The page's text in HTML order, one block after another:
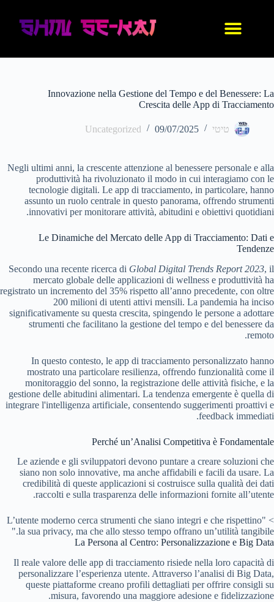
Innovazione nella Gestione del Tempo e del Benessere: La
Crescita delle App di Tracciamento
טיטי 09/07/2025
Uncategorized
Negli ultimi anni, la crescente attenzione al benessere personale e alla
produttività ha rivoluzionato il modo in cui interagiamo con le
tecnologie digitali. Le app di tracciamento, in particolare, hanno
assunto un ruolo centrale in questo panorama, offrendo strumenti
innovativi per monitorare attività, abitudini e obiettivi quotidiani.
Le Dinamiche del Mercato delle App di Tracciamento: Dati e
Tendenze
Secondo una recente ricerca di Global Digital Trends Report 2023, il
mercato globale delle applicazioni di wellness e produttività ha
registrato un incremento del 35% rispetto all’anno precedente, con oltre
200 milioni di utenti attivi mensili. La pandemia ha inciso
significativamente su questa crescita, spingendo le persone a adottare
strumenti che facilitano la gestione del tempo e del benessere da
remoto.
In questo contesto, le app di tracciamento personalizzato hanno
mostrato una particolare resilienza, offrendo funzionalità come il
monitoraggio del sonno, la registrazione delle attività fisiche, e la
gestione delle abitudini alimentari. La tendenza emergente è quella di
integrare l'intelligenza artificiale, consentendo suggerimenti proattivi e
feedback immediati.
Perché un’Analisi Competitiva è Fondamentale
Le aziende e gli sviluppatori devono puntare a creare soluzioni che
siano non solo innovative, ma anche affidabili e facili da usare. La
credibilità di queste applicazioni si costruisce sulla qualità dei dati
raccolti e sulla trasparenza delle informazioni fornite all’utente.
> "L’utente moderno cerca strumenti che siano integri e che rispettino
la sua privacy, ma che allo stesso tempo offrano un’utilità tangibile."
La Persona al Centro: Personalizzazione e Big Data
Il reale valore delle app di tracciamento risiede nella loro capacità di
personalizzare l’esperienza utente. Attraverso l’analisi di Big Data,
queste piattaforme creano profili dettagliati per offrire consigli su
misura, favorendo una maggiore adesione e fidelizzazione.